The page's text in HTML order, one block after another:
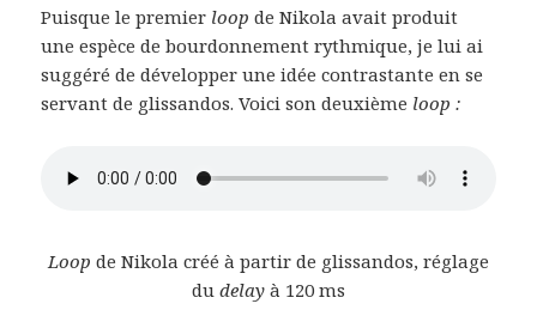
Puisque le premier loopde Nikola avait produit
une espèce de bourdonnement rythmique, je lui ai
suggéré de développer une idée contrastante en se
servant de glissandos. Voici son deuxième loop :
Loop de Nikola créé à partir de glissandos, réglage
du delay à 120 ms